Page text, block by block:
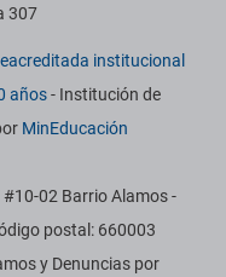
307
institucional
años- Institución de
MinEducación
02 Barrio Alamos -
postal: 660003
y Denuncias por